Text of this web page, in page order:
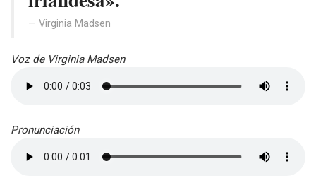
Virginia Madsen
Voz de Virginia Madsen
Pronunciación